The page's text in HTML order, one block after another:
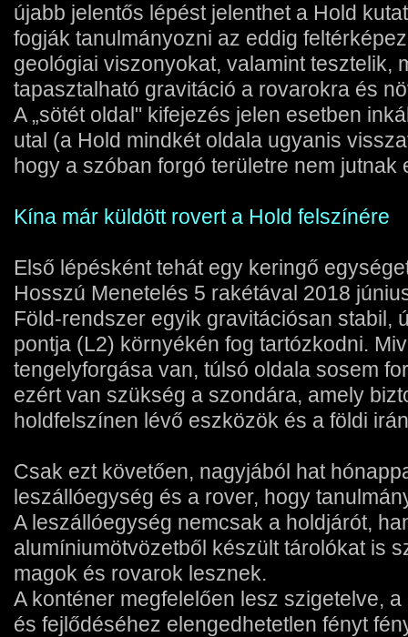
újabb jelentős lépést jelenthet a Hold
fogják tanulmányozni az eddig
geológiai viszonyokat, valamint tesztelik,
tapasztalható gravitáció a rovarokra és
A „sötét oldal" kifejezés jelen esetben
utal (a Hold mindkét oldala ugyanis
hogy a szóban forgó területre nem jutnak
Kína már küldött rovert a Hold felszínére
Első lépésként tehát egy keringő
Hosszú Menetelés 5 rakétával 2018
Föld-rendszer egyik gravitációsan stabil,
pontja (L2) környékén fog tartózkodni.
tengelyforgása van, túlsó oldala sosem
ezért van szükség a szondára, amely
holdfelszínen lévő eszközök és a földi
Csak ezt követően, nagyjából hat
leszállóegység és a rover, hogy
A leszállóegység nemcsak a holdjárót,
alumíniumötvözetből készült tárolókat is
magok és rovarok lesznek.
A konténer megfelelően lesz szigetelve,
és fejlődéséhez elengedhetetlen fényt